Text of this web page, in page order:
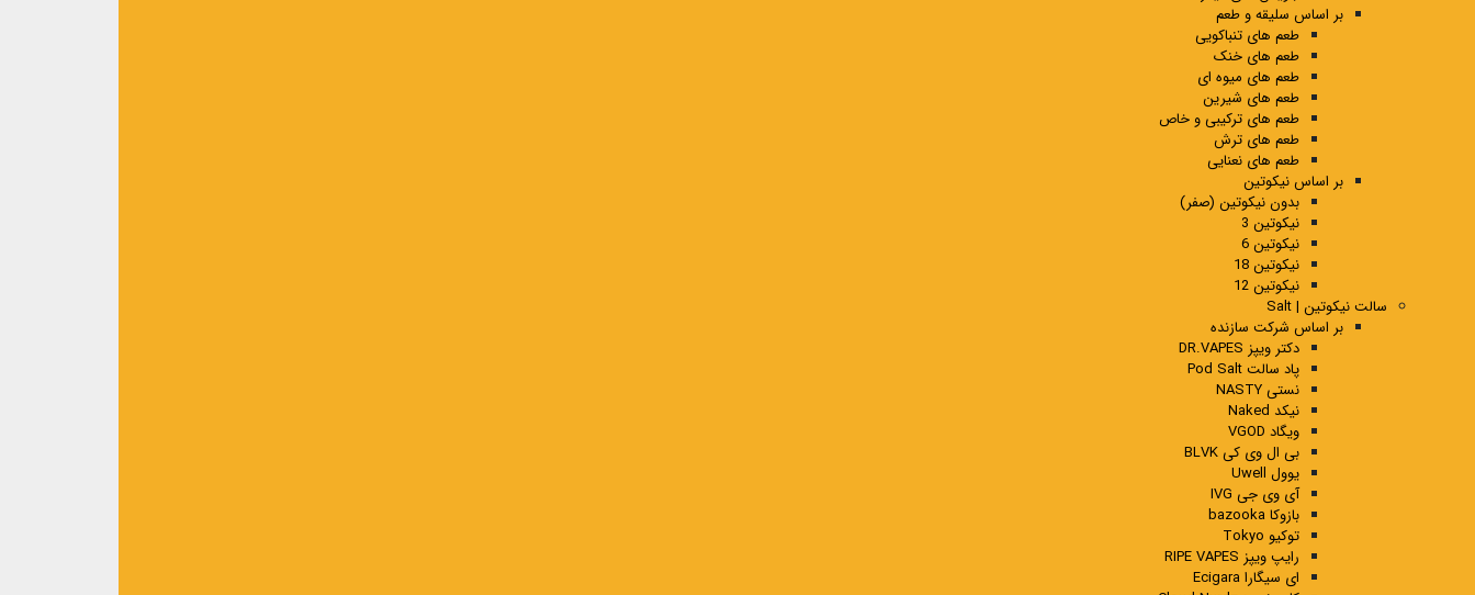
بر اساس سلیقه و طعم
طعم های تنباکویی
طعم های خنک
طعم های میوه ای
طعم های شیرین
طعم های ترکیبی و خاص
طعم های ترش
طعم های نعنایی
بر اساس نیکوتین
بدون نیکوتین (صفر)
نیکوتین 3
نیکوتین 6
نیکوتین 18
نیکوتین 12
سالت نیکوتین | Salt
بر اساس شرکت سازنده
دکتر ویپز DR.VAPES
پاد سالت Pod Salt
نستی NASTY
نیکد Naked
ویگاد VGOD
بی ال وی کی BLVK
یوول Uwell
آی وی جی IVG
بازوکا bazooka
توکیو Tokyo
رایپ ویپز RIPE VAPES
ای سیگارا Ecigara